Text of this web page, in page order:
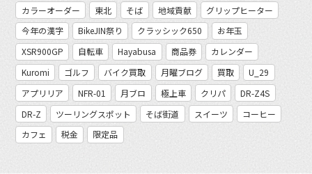
カラーオーダー
東北 そば 地域貢献
グリップヒーター
今年の漢字
BikeJIN祭り クラッシック650
お年玉
XSR900GP
自転車 Hayabusa 商品券
カレンダー
Kuromi
ゴルフ バイク買取 月曜ブログ 買取
U_29
アプリリア
NFR-01 月ブロ 極上車 クリパ
DR-Z4S
DR-Z
ツーリングスポット そば街道 スイーツ
コーヒー
カフェ
税金 限定品